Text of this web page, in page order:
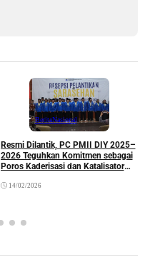
BeritaNasional
Resmi Dilantik, PC PMII DIY 2025–
2026 Teguhkan Komitmen sebagai
Poros Kaderisasi dan Katalisator
14/02/2026